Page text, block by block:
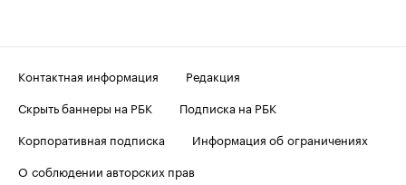
Контактная информация
Редакция
Скрыть баннеры на РБК
Подписка на РБК
Корпоративная подписка
Информация об ограничениях
О соблюдении авторских прав